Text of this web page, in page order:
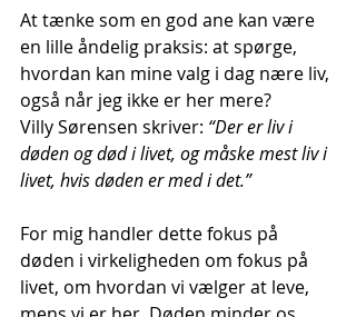
At tænke som en god ane kan være
en lille åndelig praksis: at spørge,
hvordan kan mine valg i dag nære liv,
også når jeg ikke er her mere?
Villy Sørensen skriver: “Der er liv i
døden og død i livet, og måske mest liv i
livet, hvis døden er med i det.”
For mig handler dette fokus på
døden i virkeligheden om fokus på
livet, om hvordan vi vælger at leve,